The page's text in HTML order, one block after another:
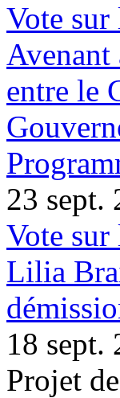
Vote
entre le
23 sept.
Vote
Lilia
18 sept.
Projet